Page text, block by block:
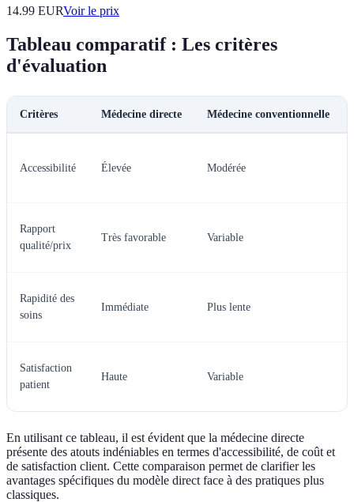
14.99 EURVoir le prix
Tableau comparatif : Les critères
d'évaluation
Critères Médecine directe Médecine conventionnelle
Accessibilité Élevée Modérée
Rapport
qualité/prix
Très favorable Variable
Rapidité des
soins
Immédiate Plus lente
Satisfaction
patient
Haute Variable
En utilisant ce tableau, il est évident que la médecine directe
présente des atouts indéniables en termes d'accessibilité, de coût et
de satisfaction client. Cette comparaison permet de clarifier les
avantages spécifiques du modèle direct face à des pratiques plus
classiques.